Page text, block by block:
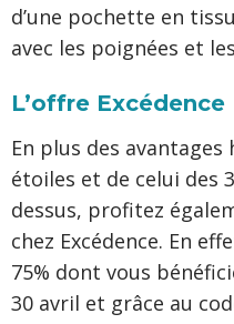
d’une pochette en
avec les poignées et
L’offre Excédence
En plus des
étoiles et de celui des
dessus, profitez
chez Excédence. En
75% dont vous
30 avril et grâce au